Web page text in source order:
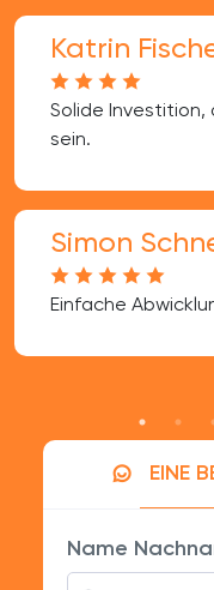
Katrin
Solide Investition,
sein.
Simon
Einfache
EINE
Name